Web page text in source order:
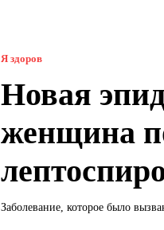
Я здоров
Новая
женщина
Заболевание, которое было